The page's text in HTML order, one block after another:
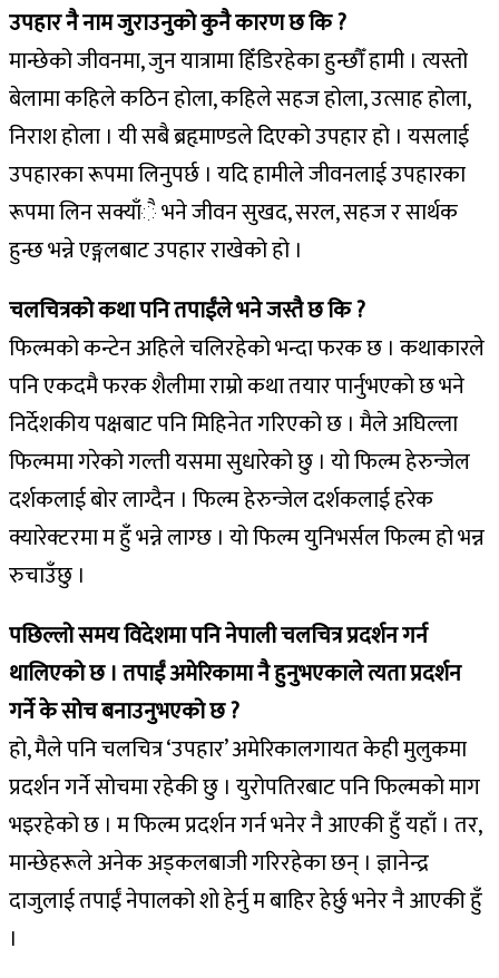
उपहार नै नाम जुराउनुको कुनै कारण छ कि ?
मान्छेको जीवनमा, जुन यात्रामा हिँडिरहेका हुन्छौँ हामी । त्यस्तो
बेलामा कहिले कठिन होला, कहिले सहज होला, उत्साह होला,
निराश होला । यी सबै ब्रहृमाण्डले दिएको उपहार हो । यसलाई
उपहारका रूपमा लिनुपर्छ । यदि हामीले जीवनलाई उपहारका
रूपमा लिन सक्याँै भने जीवन सुखद, सरल, सहज र सार्थक
हुन्छ भन्ने एङ्गलबाट उपहार राखेको हो ।
चलचित्रको कथा पनि तपाईंले भने जस्तै छ कि ?
फिल्मको कन्टेन अहिले चलिरहेको भन्दा फरक छ । कथाकारले
पनि एकदमै फरक शैलीमा राम्रो कथा तयार पार्नुभएको छ भने
निर्देशकीय पक्षबाट पनि मिहिनेत गरिएको छ । मैले अघिल्ला
फिल्ममा गरेको गल्ती यसमा सुधारेको छु । यो फिल्म हेरुन्जेल
दर्शकलाई बोर लाग्दैन । फिल्म हेरुन्जेल दर्शकलाई हरेक
क्यारेक्टरमा म हुँ भन्ने लाग्छ । यो फिल्म युनिभर्सल फिल्म हो भन्न
रुचाउँछु ।
पछिल्लो समय विदेशमा पनि नेपाली चलचित्र प्रदर्शन गर्न
थालिएको छ । तपाईं अमेरिकामा नै हुनुभएकाले त्यता प्रदर्शन
गर्ने के सोच बनाउनुभएको छ ?
हो, मैले पनि चलचित्र ‘उपहार’ अमेरिकालगायत केही मुलुकमा
प्रदर्शन गर्ने सोचमा रहेकी छु । युरोपतिरबाट पनि फिल्मको माग
भइरहेको छ । म फिल्म प्रदर्शन गर्न भनेर नै आएकी हुँ यहाँ । तर,
मान्छेहरूले अनेक अड्कलबाजी गरिरहेका छन् । ज्ञानेन्द्र
दाजुलाई तपाईं नेपालको शो हेर्नु म बाहिर हेर्छु भनेर नै आएकी हुँ
।